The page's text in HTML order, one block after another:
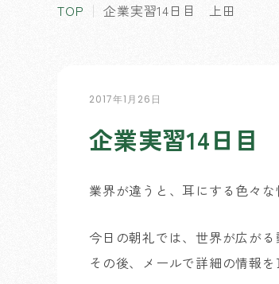
TOP 企業実習14日目 上田
2017年1月26日
企業実習14日
業界が違うと、耳にする色々
今日の朝礼では、世界が広がる
その後、メールで詳細の情報